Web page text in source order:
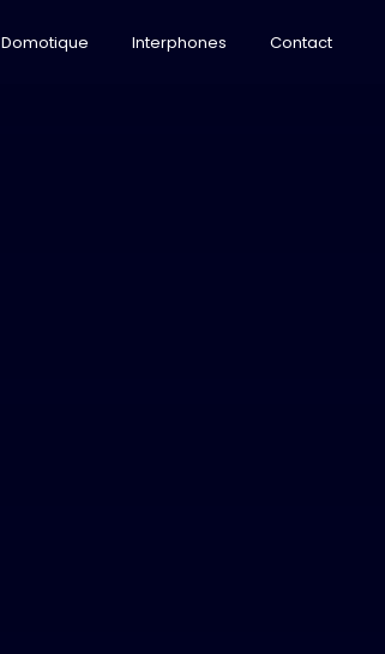
Domotique Interphones Contact